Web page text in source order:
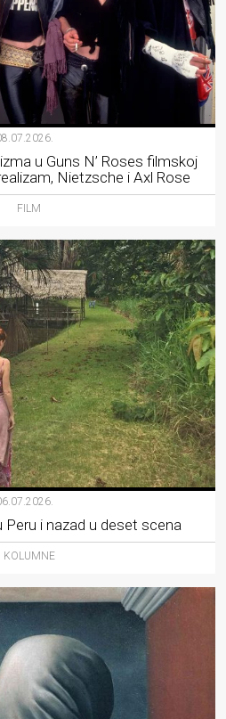
u Guns N’ Roses filmskoj
Nietzsche i Axl Rose
FILM
Peru i nazad u deset scena
KOLUMNE